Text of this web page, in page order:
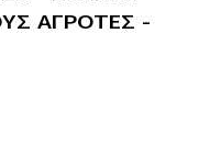
ΑΓΡΟΤΕΣ –